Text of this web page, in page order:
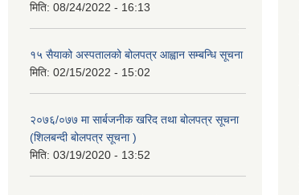
मिति: 08/24/2022 - 16:13
१५ सैयाको अस्पतालको बोलपत्र आह्वान सम्बन्धि सूचना
मिति: 02/15/2022 - 15:02
२०७६/०७७ मा सार्बजनीक खरिद तथा बोलपत्र सूचना
(शिलबन्दी बोलपत्र सूचना )
मिति: 03/19/2020 - 13:52